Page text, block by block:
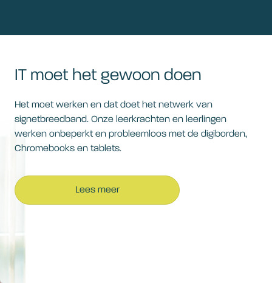
IT moet het gewoon doen
Het moet werken en dat doet het netwerk van
signetbreedband. Onze leerkrachten en leerlingen
werken onbeperkt en probleemloos met de digiborden,
Chromebooks en tablets.
Lees meer